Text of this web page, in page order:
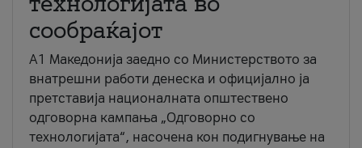
сообраќајот
A1 Македонија заедно со Министерството за
внатрешни работи денеска и официјално ја
претставија националната општествено
одговорна кампања „Одговорно со
технологијата“, насочена кон подигнување на